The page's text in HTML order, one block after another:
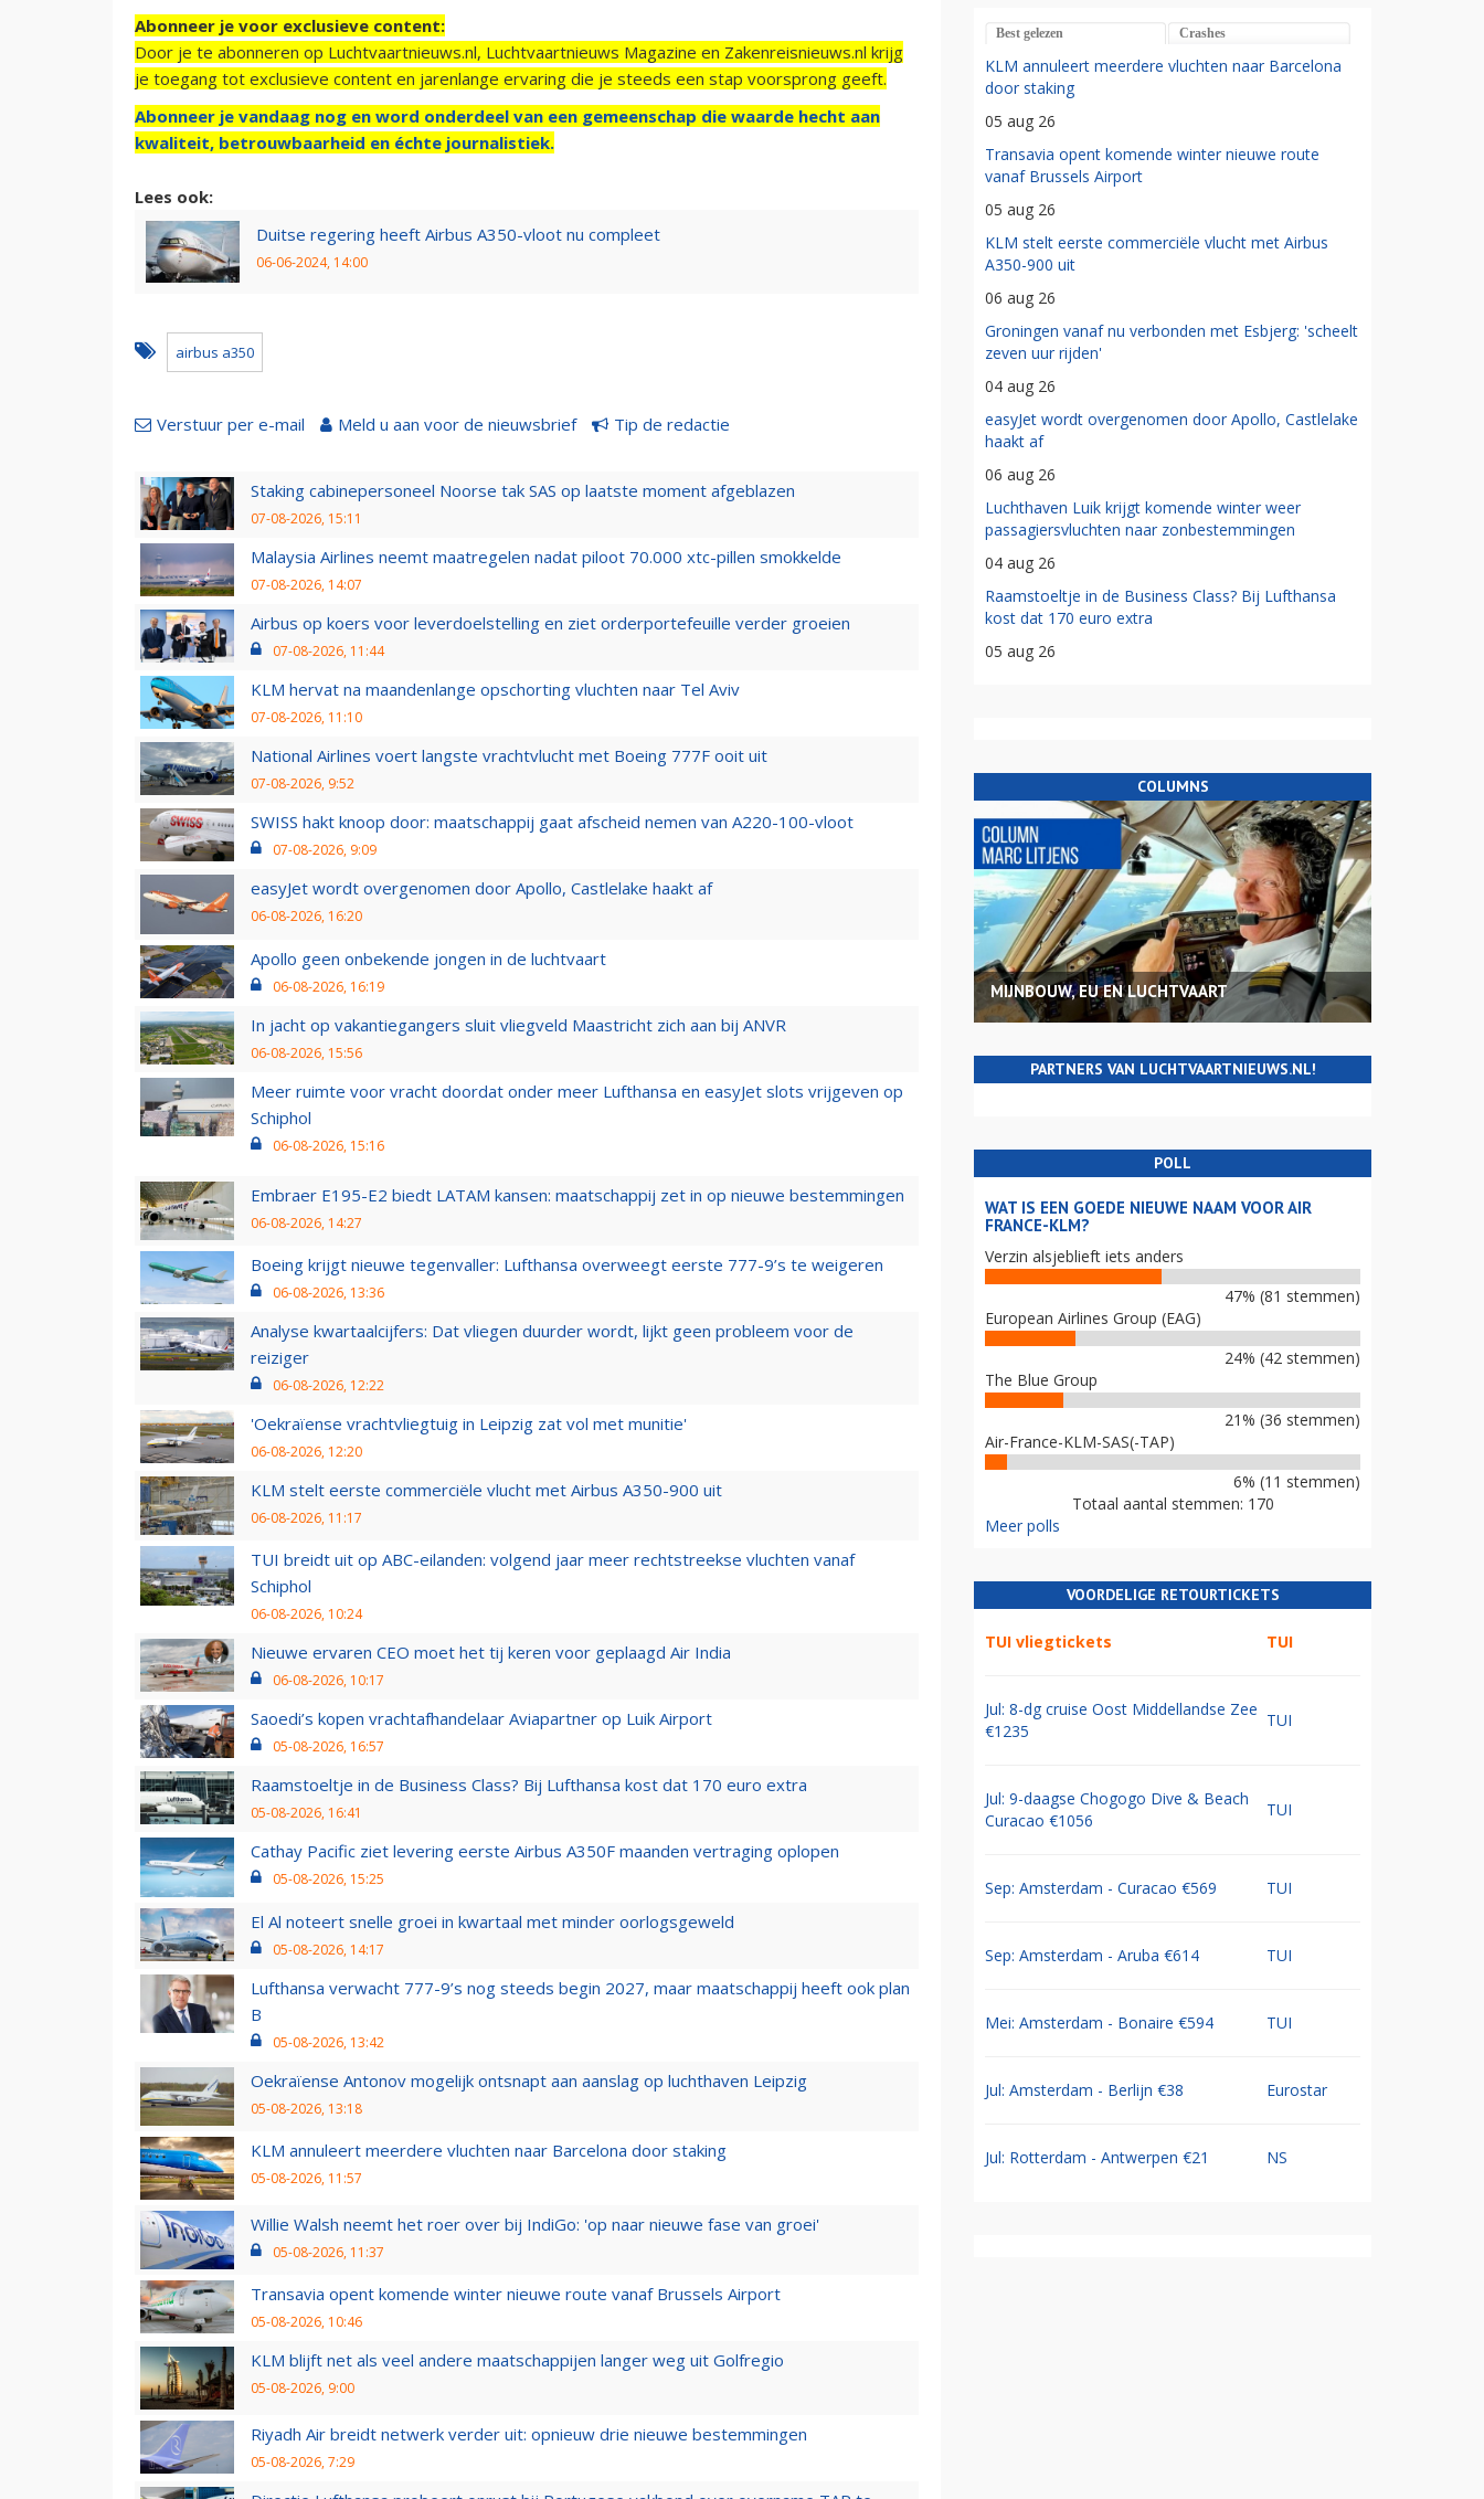
Abonneer je voor exclusieve content:
Door je te abonneren op Luchtvaartnieuws.nl, Luchtvaartnieuws Magazine en Zakenreisnieuws.nl krijg
je toegang tot exclusieve content en jarenlange ervaring die je steeds een stap voorsprong geeft.
Abonneer je vandaag nog en word onderdeel van een gemeenschap die waarde hecht aan
kwaliteit, betrouwbaarheid en échte journalistiek.
Lees ook:
Duitse regering heeft Airbus A350-vloot nu compleet
06-06-2024, 14:00
airbus a350
Verstuur per e-mail Meld u aan voor de nieuwsbrief Tip de redactie
Staking cabinepersoneel Noorse tak SAS op laatste moment afgeblazen
07-08-2026, 15:11
Malaysia Airlines neemt maatregelen nadat piloot 70.000 xtc-pillen smokkelde
07-08-2026, 14:07
Airbus op koers voor leverdoelstelling en ziet orderportefeuille verder groeien
07-08-2026, 11:44
KLM hervat na maandenlange opschorting vluchten naar Tel Aviv
07-08-2026, 11:10
National Airlines voert langste vrachtvlucht met Boeing 777F ooit uit
07-08-2026, 9:52
SWISS hakt knoop door: maatschappij gaat afscheid nemen van A220-100-vloot
07-08-2026, 9:09
easyJet wordt overgenomen door Apollo, Castlelake haakt af
06-08-2026, 16:20
Apollo geen onbekende jongen in de luchtvaart
06-08-2026, 16:19
In jacht op vakantiegangers sluit vliegveld Maastricht zich aan bij ANVR
06-08-2026, 15:56
Meer ruimte voor vracht doordat onder meer Lufthansa en easyJet slots vrijgeven op
Schiphol
06-08-2026, 15:16
Embraer E195-E2 biedt LATAM kansen: maatschappij zet in op nieuwe bestemmingen
06-08-2026, 14:27
Boeing krijgt nieuwe tegenvaller: Lufthansa overweegt eerste 777-9’s te weigeren
06-08-2026, 13:36
Analyse kwartaalcijfers: Dat vliegen duurder wordt, lijkt geen probleem voor de
reiziger
06-08-2026, 12:22
'Oekraïense vrachtvliegtuig in Leipzig zat vol met munitie'
06-08-2026, 12:20
KLM stelt eerste commerciële vlucht met Airbus A350-900 uit
06-08-2026, 11:17
TUI breidt uit op ABC-eilanden: volgend jaar meer rechtstreekse vluchten vanaf
Schiphol
06-08-2026, 10:24
Nieuwe ervaren CEO moet het tij keren voor geplaagd Air India
06-08-2026, 10:17
Saoedi’s kopen vrachtafhandelaar Aviapartner op Luik Airport
05-08-2026, 16:57
Raamstoeltje in de Business Class? Bij Lufthansa kost dat 170 euro extra
05-08-2026, 16:41
Cathay Pacific ziet levering eerste Airbus A350F maanden vertraging oplopen
05-08-2026, 15:25
El Al noteert snelle groei in kwartaal met minder oorlogsgeweld
05-08-2026, 14:17
Lufthansa verwacht 777-9’s nog steeds begin 2027, maar maatschappij heeft ook plan
B
05-08-2026, 13:42
Oekraïense Antonov mogelijk ontsnapt aan aanslag op luchthaven Leipzig
05-08-2026, 13:18
KLM annuleert meerdere vluchten naar Barcelona door staking
05-08-2026, 11:57
Willie Walsh neemt het roer over bij IndiGo: 'op naar nieuwe fase van groei'
05-08-2026, 11:37
Transavia opent komende winter nieuwe route vanaf Brussels Airport
05-08-2026, 10:46
KLM blijft net als veel andere maatschappijen langer weg uit Golfregio
05-08-2026, 9:00
Riyadh Air breidt netwerk verder uit: opnieuw drie nieuwe bestemmingen
05-08-2026, 7:29
Best gelezen Crashes
KLM annuleert meerdere vluchten naar Barcelona
door staking
05 aug 26
Transavia opent komende winter nieuwe route
vanaf Brussels Airport
05 aug 26
KLM stelt eerste commerciële vlucht met Airbus
A350-900 uit
06 aug 26
Groningen vanaf nu verbonden met Esbjerg: 'scheelt
zeven uur rijden'
04 aug 26
easyJet wordt overgenomen door Apollo, Castlelake
haakt af
06 aug 26
Luchthaven Luik krijgt komende winter weer
passagiersvluchten naar zonbestemmingen
04 aug 26
Raamstoeltje in de Business Class? Bij Lufthansa
kost dat 170 euro extra
05 aug 26
COLUMNS
MIJNBOUW, EU EN LUCHTVAART
PARTNERS VAN LUCHTVAARTNIEUWS.NL!
POLL
WAT IS EEN GOEDE NIEUWE NAAM VOOR AIR
FRANCE-KLM?
Verzin alsjeblieft iets anders
47% (81 stemmen)
European Airlines Group (EAG)
24% (42 stemmen)
The Blue Group
21% (36 stemmen)
Air-France-KLM-SAS(-TAP)
6% (11 stemmen)
Totaal aantal stemmen: 170
Meer polls
VOORDELIGE RETOURTICKETS
TUI vliegtickets TUI
Jul: 8-dg cruise Oost Middellandse Zee
€1235
TUI
Jul: 9-daagse Chogogo Dive & Beach
Curacao €1056
TUI
Sep: Amsterdam - Curacao €569 TUI
Sep: Amsterdam - Aruba €614 TUI
Mei: Amsterdam - Bonaire €594 TUI
Jul: Amsterdam - Berlijn €38 Eurostar
Jul: Rotterdam - Antwerpen €21 NS